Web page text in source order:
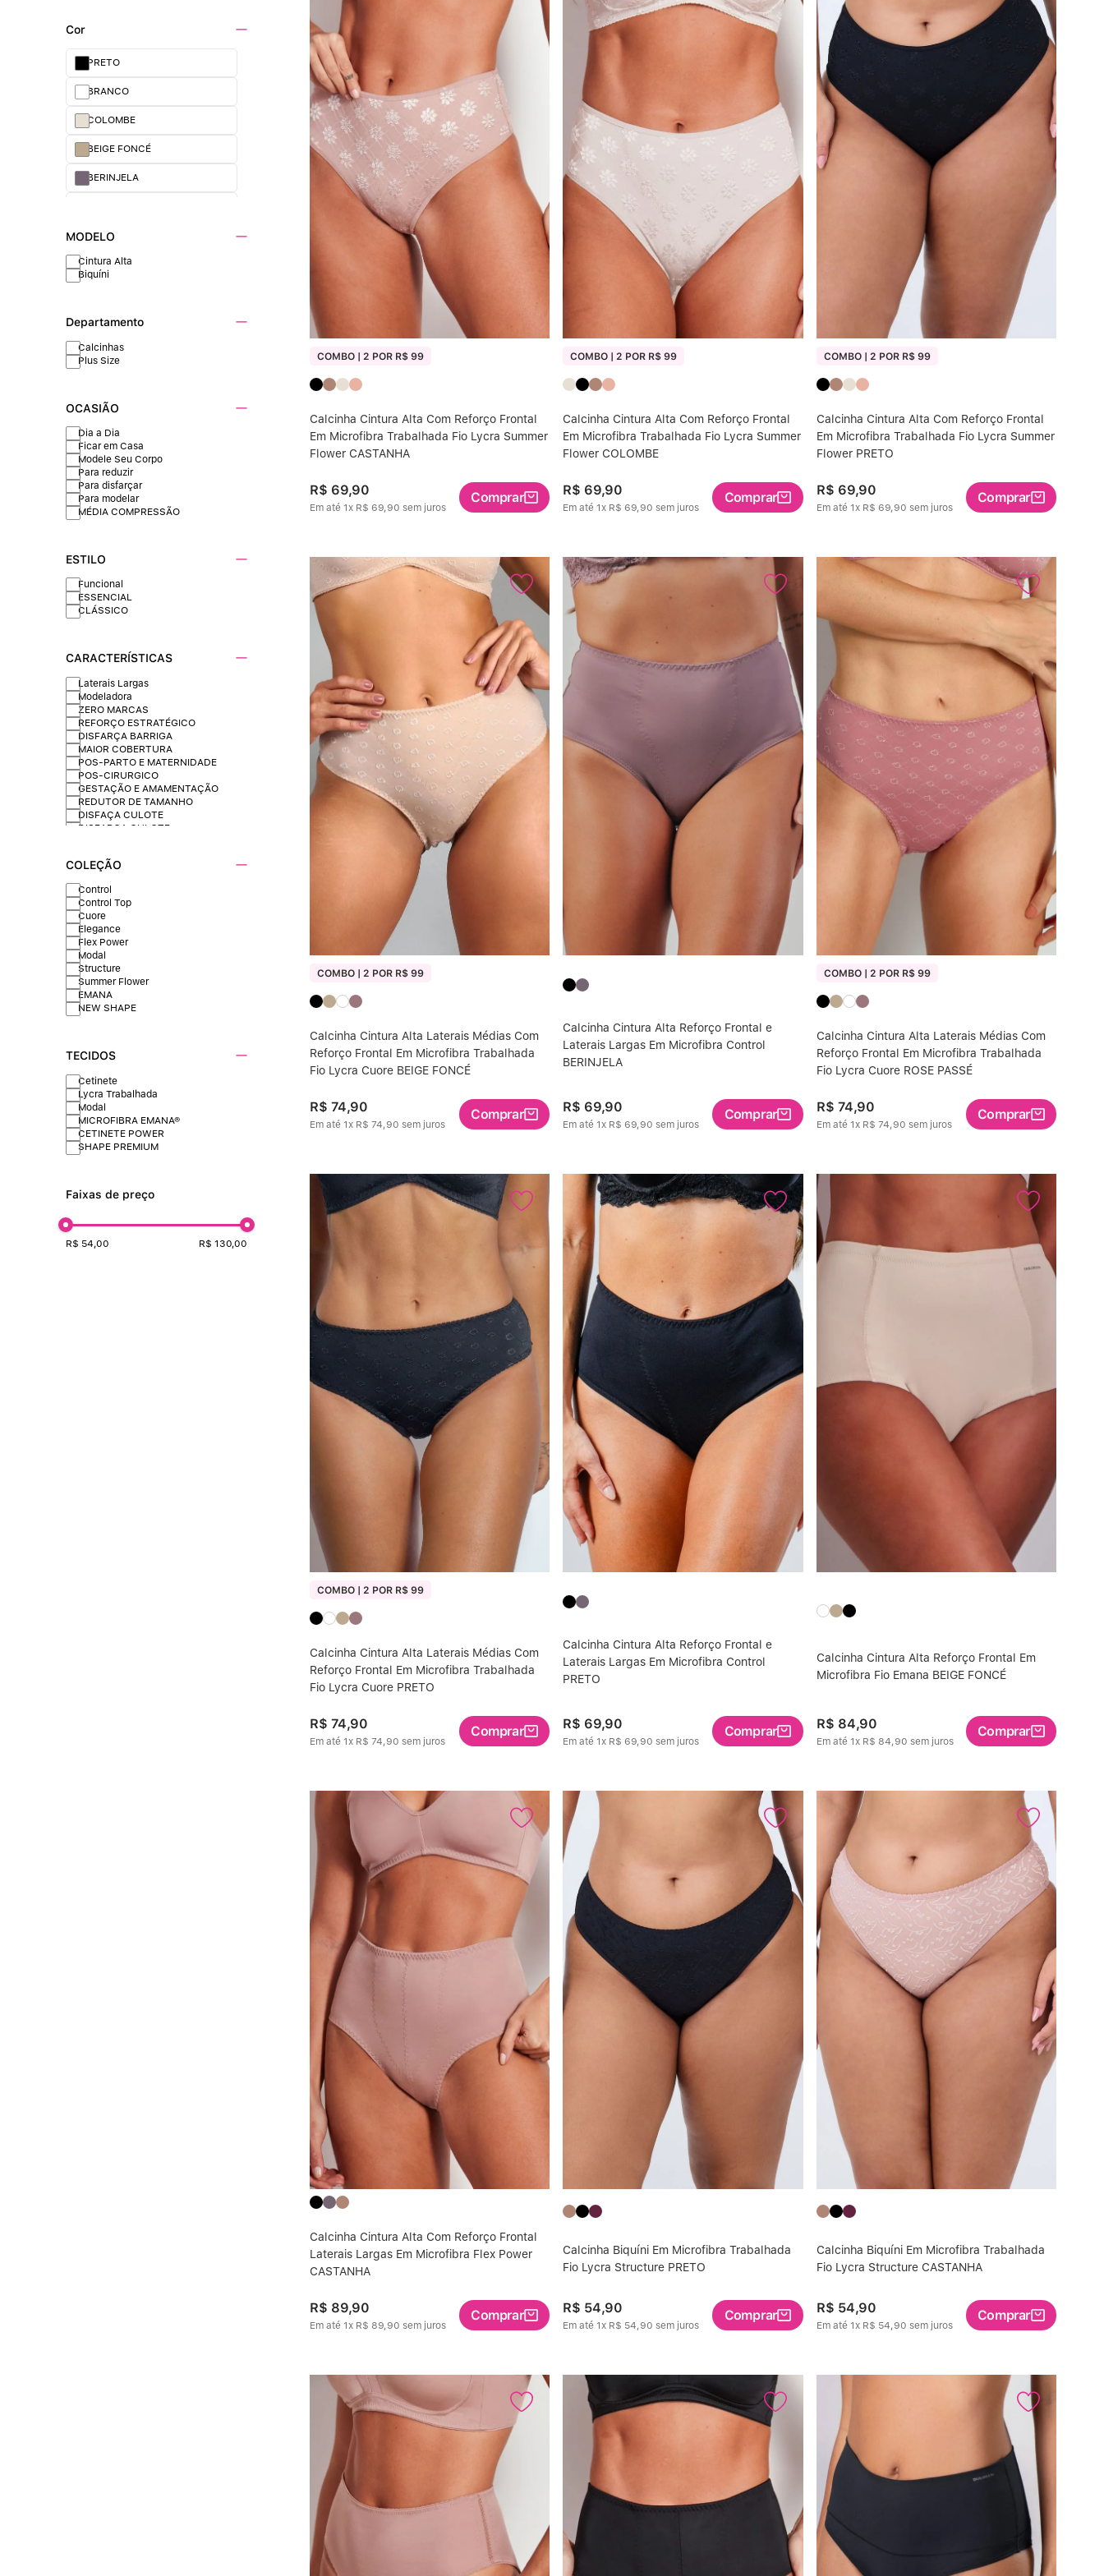
Cor
PRETO
BRANCO
COLOMBE
BEIGE FONCÉ
BERINJELA
ROSE PASSÉ
MODELO
Cintura Alta
Biquíni
Departamento
Calcinhas
Plus Size
OCASIÃO
Dia a Dia
Ficar em Casa
Modele Seu Corpo
Para reduzir
Para disfarçar
Para modelar
MÉDIA COMPRESSÃO
ESTILO
Funcional
ESSENCIAL
CLÁSSICO
CARACTERÍSTICAS
Laterais Largas
Modeladora
ZERO MARCAS
REFORÇO ESTRATÉGICO
DISFARÇA BARRIGA
MAIOR COBERTURA
POS-PARTO E MATERNIDADE
POS-CIRURGICO
GESTAÇÃO E AMAMENTAÇÃO
REDUTOR DE TAMANHO
DISFAÇA CULOTE
DISFARÇA CULOTE
COLEÇÃO
Control
Control Top
Cuore
Elegance
Flex Power
Modal
Structure
Summer Flower
EMANA
NEW SHAPE
TECIDOS
Cetinete
Lycra Trabalhada
Modal
MICROFIBRA EMANA®
CETINETE POWER
SHAPE PREMIUM
Faixas de preço
R$ 54,00 R$ 130,00
COMBO | 2 POR R$ 99
Calcinha Cintura Alta Com Reforço Frontal
Em Microfibra Trabalhada Fio Lycra Summer
Flower CASTANHA
R$ 69,90
Em até 1x R$ 69,90 sem juros
Comprar
COMBO | 2 POR R$ 99
Calcinha Cintura Alta Com Reforço Frontal
Em Microfibra Trabalhada Fio Lycra Summer
Flower COLOMBE
R$ 69,90
Em até 1x R$ 69,90 sem juros
Comprar
COMBO | 2 POR R$ 99
Calcinha Cintura Alta Com Reforço Frontal
Em Microfibra Trabalhada Fio Lycra Summer
Flower PRETO
R$ 69,90
Em até 1x R$ 69,90 sem juros
Comprar
COMBO | 2 POR R$ 99
Calcinha Cintura Alta Laterais Médias Com
Reforço Frontal Em Microfibra Trabalhada
Fio Lycra Cuore BEIGE FONCÉ
R$ 74,90
Em até 1x R$ 74,90 sem juros
Comprar
Calcinha Cintura Alta Reforço Frontal e
Laterais Largas Em Microfibra Control
BERINJELA
R$ 69,90
Em até 1x R$ 69,90 sem juros
Comprar
COMBO | 2 POR R$ 99
Calcinha Cintura Alta Laterais Médias Com
Reforço Frontal Em Microfibra Trabalhada
Fio Lycra Cuore ROSE PASSÉ
R$ 74,90
Em até 1x R$ 74,90 sem juros
Comprar
COMBO | 2 POR R$ 99
Calcinha Cintura Alta Laterais Médias Com
Reforço Frontal Em Microfibra Trabalhada
Fio Lycra Cuore PRETO
R$ 74,90
Em até 1x R$ 74,90 sem juros
Comprar
Calcinha Cintura Alta Reforço Frontal e
Laterais Largas Em Microfibra Control
PRETO
R$ 69,90
Em até 1x R$ 69,90 sem juros
Comprar
Calcinha Cintura Alta Reforço Frontal Em
Microfibra Fio Emana BEIGE FONCÉ
R$ 84,90
Em até 1x R$ 84,90 sem juros
Comprar
Calcinha Cintura Alta Com Reforço Frontal
Laterais Largas Em Microfibra Flex Power
CASTANHA
R$ 89,90
Em até 1x R$ 89,90 sem juros
Comprar
Calcinha Biquíni Em Microfibra Trabalhada
Fio Lycra Structure PRETO
R$ 54,90
Em até 1x R$ 54,90 sem juros
Comprar
Calcinha Biquíni Em Microfibra Trabalhada
Fio Lycra Structure CASTANHA
R$ 54,90
Em até 1x R$ 54,90 sem juros
Comprar
Calcinha Cintura Alta
Multifuncional
Algodão Egípcio
Sutiã Sustentação
10 Extensor